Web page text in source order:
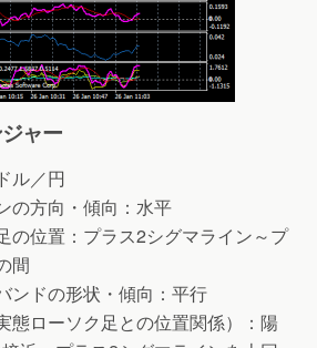
ャー
ル／円
の方向・傾向：水平
の位置：プラス2シグマライン～プ
間
ンドの形状・傾向：平行
態ローソク足との位置関係）：陽